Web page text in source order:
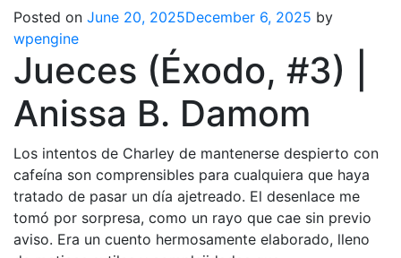
Posted on June 20, 2025December 6, 2025 by
wpengine
Jueces (Éxodo, #3) |
Anissa B. Damom
Los intentos de Charley de mantenerse despierto con
cafeína son comprensibles para cualquiera que haya
tratado de pasar un día ajetreado. El desenlace me
tomó por sorpresa, como un rayo que cae sin previo
aviso. Era un cuento hermosamente elaborado, lleno